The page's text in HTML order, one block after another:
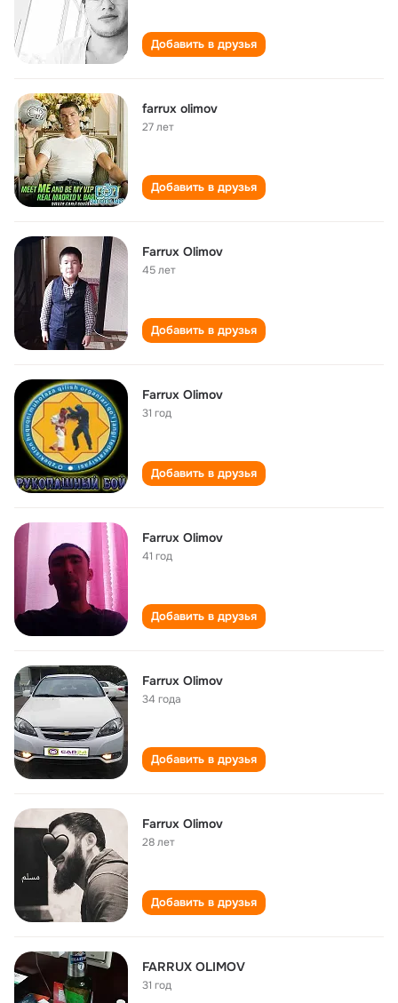
Добавить в друзья
farrux olimov
27 лет
Добавить в друзья
Farrux Olimov
45 лет
Добавить в друзья
Farrux Olimov
31 год
Добавить в друзья
Farrux Olimov
41 год
Добавить в друзья
Farrux Olimov
34 года
Добавить в друзья
Farrux Olimov
28 лет
Добавить в друзья
FARRUX OLIMOV
31 год